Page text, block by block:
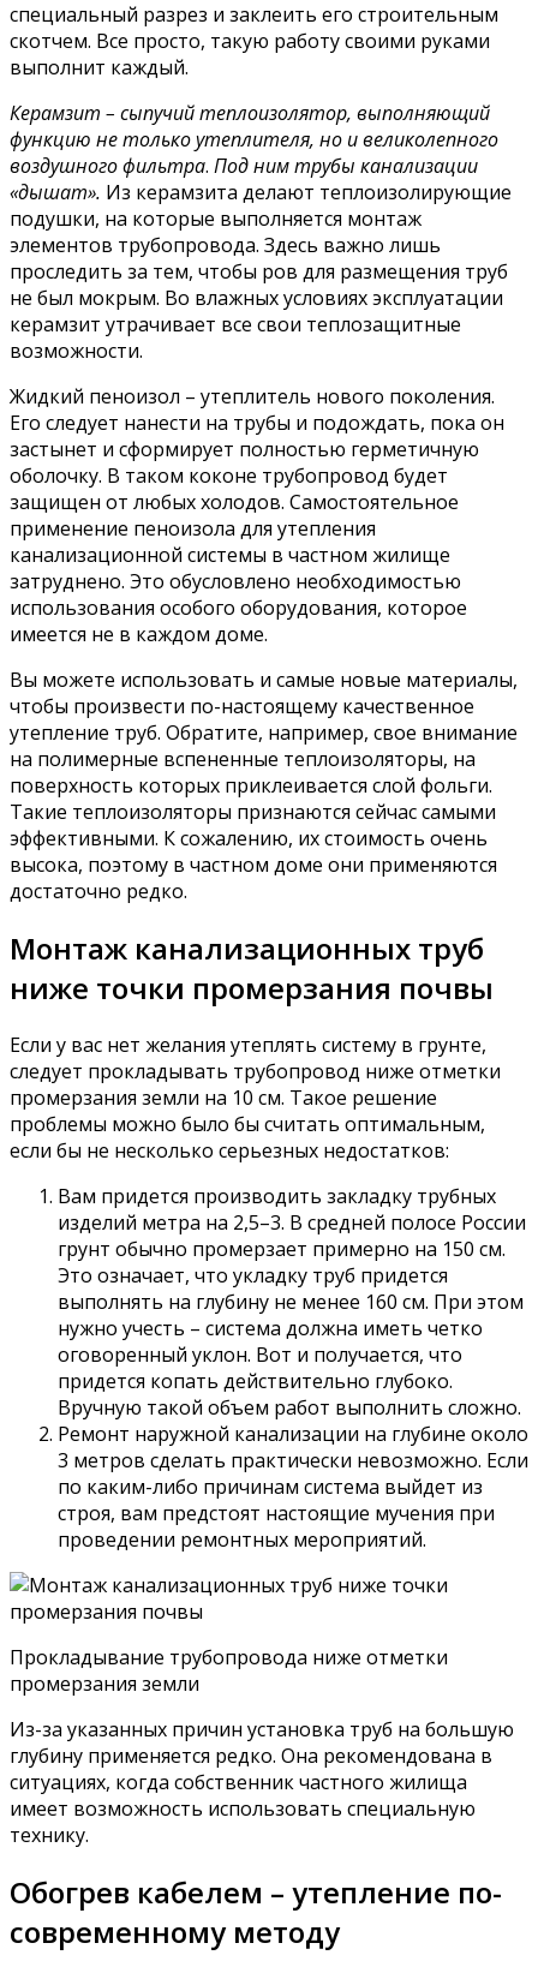
специальный разрез и заклеить его строительным
скотчем. Все просто, такую работу своими руками
выполнит каждый.
Керамзит – сыпучий теплоизолятор, выполняющий
функцию не только утеплителя, но и великолепного
воздушного фильтра. Под ним трубы канализации
«дышат». Из керамзита делают теплоизолирующие
подушки, на которые выполняется монтаж
элементов трубопровода. Здесь важно лишь
проследить за тем, чтобы ров для размещения труб
не был мокрым. Во влажных условиях эксплуатации
керамзит утрачивает все свои теплозащитные
возможности.
Жидкий пеноизол – утеплитель нового поколения.
Его следует нанести на трубы и подождать, пока он
застынет и сформирует полностью герметичную
оболочку. В таком коконе трубопровод будет
защищен от любых холодов. Самостоятельное
применение пеноизола для утепления
канализационной системы в частном жилище
затруднено. Это обусловлено необходимостью
использования особого оборудования, которое
имеется не в каждом доме.
Вы можете использовать и самые новые материалы,
чтобы произвести по-настоящему качественное
утепление труб. Обратите, например, свое внимание
на полимерные вспененные теплоизоляторы, на
поверхность которых приклеивается слой фольги.
Такие теплоизоляторы признаются сейчас самыми
эффективными. К сожалению, их стоимость очень
высока, поэтому в частном доме они применяются
достаточно редко.
Монтаж канализационных труб
ниже точки промерзания почвы
Если у вас нет желания утеплять систему в грунте,
следует прокладывать трубопровод ниже отметки
промерзания земли на 10 см. Такое решение
проблемы можно было бы считать оптимальным,
если бы не несколько серьезных недостатков:
Вам придется производить закладку трубных
изделий метра на 2,5–3. В средней полосе России
грунт обычно промерзает примерно на 150 см.
Это означает, что укладку труб придется
выполнять на глубину не менее 160 см. При этом
нужно учесть – система должна иметь четко
оговоренный уклон. Вот и получается, что
придется копать действительно глубоко.
Вручную такой объем работ выполнить сложно.
Ремонт наружной канализации на глубине около
3 метров сделать практически невозможно. Если
по каким-либо причинам система выйдет из
строя, вам предстоят настоящие мучения при
проведении ремонтных мероприятий.
Прокладывание трубопровода ниже отметки
промерзания земли
Из-за указанных причин установка труб на большую
глубину применяется редко. Она рекомендована в
ситуациях, когда собственник частного жилища
имеет возможность использовать специальную
технику.
Обогрев кабелем – утепление по-
современному методу